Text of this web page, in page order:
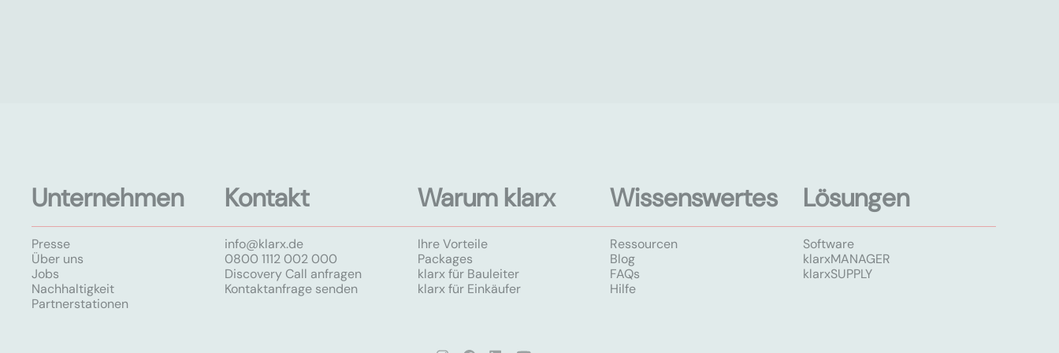
Unternehmen
Presse
Über uns
Jobs
Nachhaltigkeit
Partnerstationen
Kontakt
info@klarx.de
0800 1112 002 000
Discovery Call anfragen
Kontaktanfrage senden
Warum klarx
Ihre Vorteile
Packages
klarx für Bauleiter
klarx für Einkäufer
Wissenswertes
Ressourcen
Blog
FAQs
Hilfe
Lösungen
Software
klarxMANAGER
klarxSUPPLY